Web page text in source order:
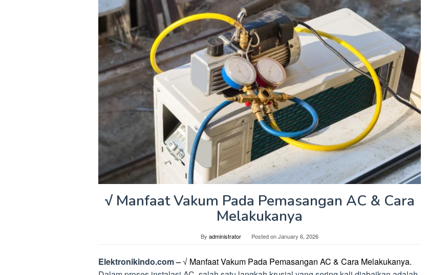
√ Manfaat Vakum Pada Pemasangan AC & Cara
Melakukanya
By administrator Posted onJanuary 6, 2026
Elektronikindo.com – √ Manfaat Vakum Pada Pemasangan AC & Cara Melakukanya.